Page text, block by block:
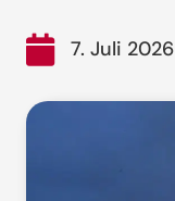
7. Juli 2026